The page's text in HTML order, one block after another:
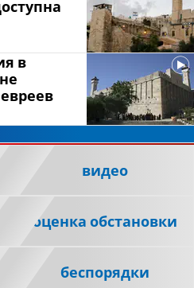
в
видео
оценка обстановки
беспорядки